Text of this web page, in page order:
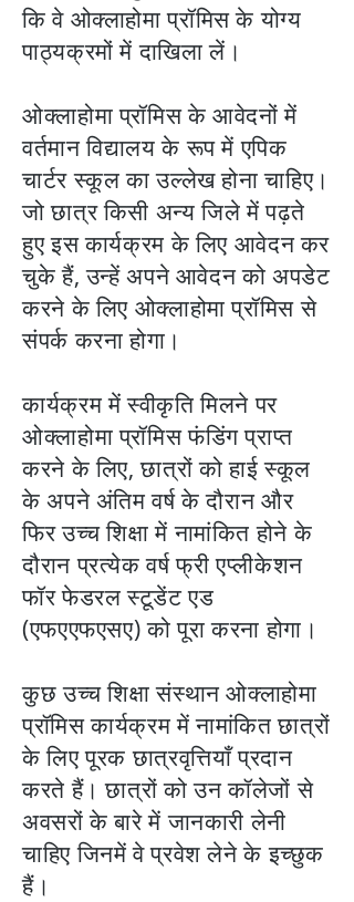
कि वे ओक्लाहोमा प्रॉमिस के योग्य
पाठ्यक्रमों में दाखिला लें।
ओक्लाहोमा प्रॉमिस के आवेदनों में
वर्तमान विद्यालय के रूप में एपिक
चार्टर स्कूल का उल्लेख होना चाहिए।
जो छात्र किसी अन्य जिले में पढ़ते
हुए इस कार्यक्रम के लिए आवेदन कर
चुके हैं, उन्हें अपने आवेदन को अपडेट
करने के लिए ओक्लाहोमा प्रॉमिस से
संपर्क करना होगा।
कार्यक्रम में स्वीकृति मिलने पर
ओक्लाहोमा प्रॉमिस फंडिंग प्राप्त
करने के लिए, छात्रों को हाई स्कूल
के अपने अंतिम वर्ष के दौरान और
फिर उच्च शिक्षा में नामांकित होने के
दौरान प्रत्येक वर्ष फ्री एप्लीकेशन
फॉर फेडरल स्टूडेंट एड
(एफएएफएसए) को पूरा करना होगा।
कुछ उच्च शिक्षा संस्थान ओक्लाहोमा
प्रॉमिस कार्यक्रम में नामांकित छात्रों
के लिए पूरक छात्रवृत्तियाँ प्रदान
करते हैं। छात्रों को उन कॉलेजों से
अवसरों के बारे में जानकारी लेनी
चाहिए जिनमें वे प्रवेश लेने के इच्छुक
हैं।